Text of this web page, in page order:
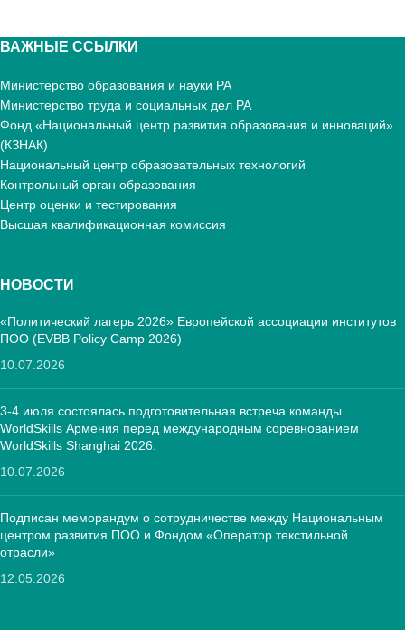
ВАЖНЫЕ ССЫЛКИ
Министерство образования и науки РА
Министерство труда и социальных дел РА
Фонд «Национальный центр развития образования и инноваций»
(КЗНАК)
Национальный центр образовательных технологий
Контрольный орган образования
Центр оценки и тестирования
Высшая квалификационная комиссия
НОВОСТИ
«Политический лагерь 2026» Европейской ассоциации институтов
ПОО (EVBB Policy Camp 2026)
10.07.2026
3-4 июля состоялась подготовительная встреча команды
WorldSkills Армения перед международным соревнованием
WorldSkills Shanghai 2026.
10.07.2026
Подписан меморандум о сотрудничестве между Национальным
центром развития ПОО и Фондом «Оператор текстильной
отрасли»
12.05.2026